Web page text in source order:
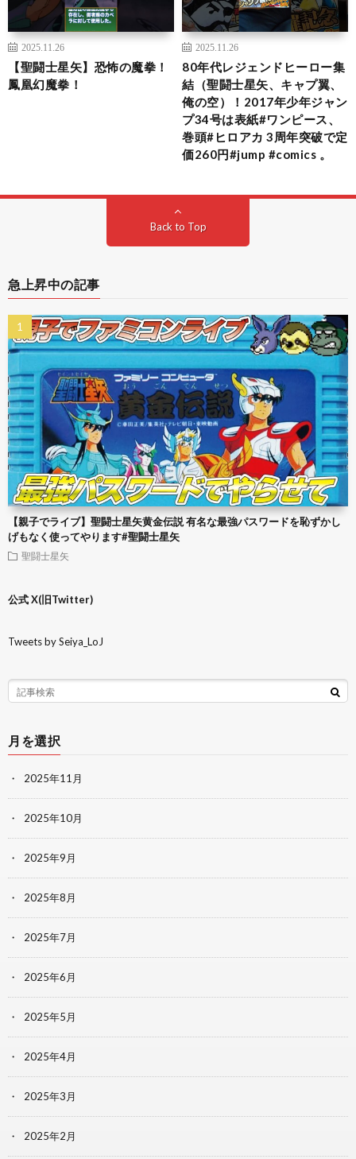
2025.11.26
【聖闘士星矢】恐怖の魔拳！
鳳凰幻魔拳！
2025.11.26
80年代レジェンドヒーロー集
結（聖闘士星矢、キャプ翼、
俺の空）！2017年少年ジャン
プ34号は表紙#ワンピース、
巻頭#ヒロアカ 3周年突破で定
価260円#jump #comics 。
Back to Top
急上昇中の記事
【親子でライブ】聖闘士星矢黄金伝説 有名な最強パスワードを恥ずかし
げもなく使ってやります#聖闘士星矢
聖闘士星矢
公式 X(旧Twitter)
Tweets by Seiya_LoJ
月を選択
2025年11月
2025年10月
2025年9月
2025年8月
2025年7月
2025年6月
2025年5月
2025年4月
2025年3月
2025年2月